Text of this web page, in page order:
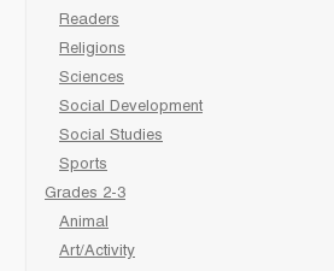
Readers
Religions
Sciences
Social Development
Social Studies
Sports
Grades 2-3
Animal
Art/Activity